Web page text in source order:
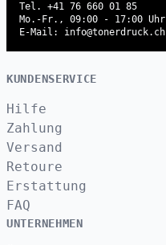
Tel. +41 76 660 01 85
Mo.-Fr., 09:00 - 17:00 Uhr
E-Mail: info@tonerdruck.ch
KUNDENSERVICE
Hilfe
Zahlung
Versand
Retoure
Erstattung
FAQ
UNTERNEHMEN